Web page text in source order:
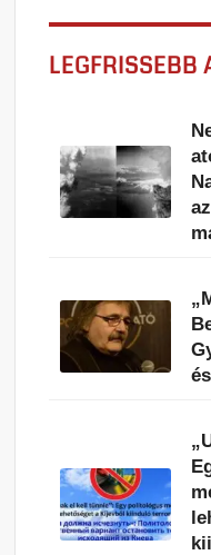
LEGFRISSEBB